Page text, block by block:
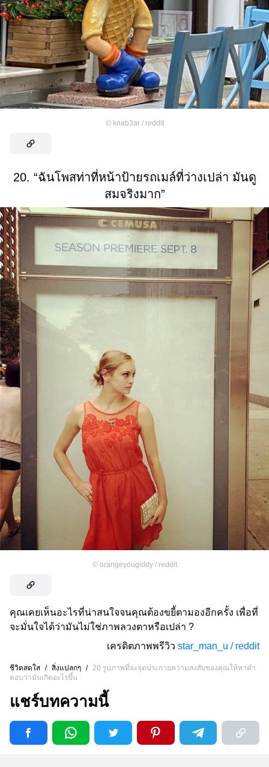
© knab3ar / reddit
20. “ฉันโพสท่าที่หน้าป้ายรถเมล์ที่ว่างเปล่า มันดู
สมจริงมาก”
© orangeyougiddy / reddit
คุณเคยเห็นอะไรที่น่าสนใจจนคุณต้องขยี้ตามองอีกครั้ง เพื่อที่
จะมั่นใจได้ว่ามันไม่ใช่ภาพลวงตาหรือเปล่า ?
เครดิตภาพพรีวิว star_man_u / reddit
ชีวิตสดใส / สิ่งแปลกๆ / 20 รูปภาพที่จะจุดประกายความสงสัยของคุณให้หาคำ
ตอบว่ามันเกิดอะไรขึ้น
แชร์บทความนี้